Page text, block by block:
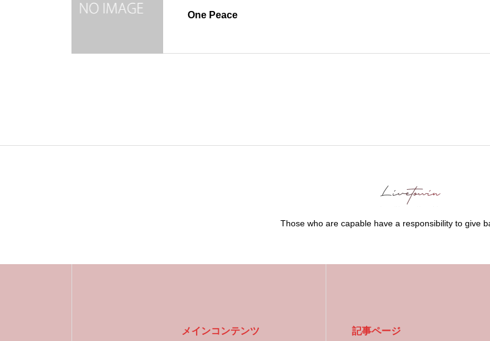
One Peace
Those who are capable have a responsibility to give
メインコンテンツ 記事ページ